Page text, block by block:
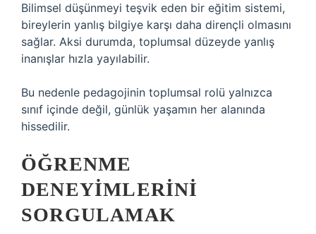
Bilimsel düşünmeyi teşvik eden bir eğitim sistemi,
bireylerin yanlış bilgiye karşı daha dirençli olmasını
sağlar. Aksi durumda, toplumsal düzeyde yanlış
inanışlar hızla yayılabilir.
Bu nedenle pedagojinin toplumsal rolü yalnızca
sınıf içinde değil, günlük yaşamın her alanında
hissedilir.
ÖĞRENME
DENEYIMLERINI
SORGULAMAK